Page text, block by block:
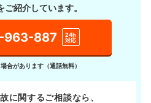
紹介しています。
963-887
24h
対応
合があります（通話無料）
に関するご相談なら、